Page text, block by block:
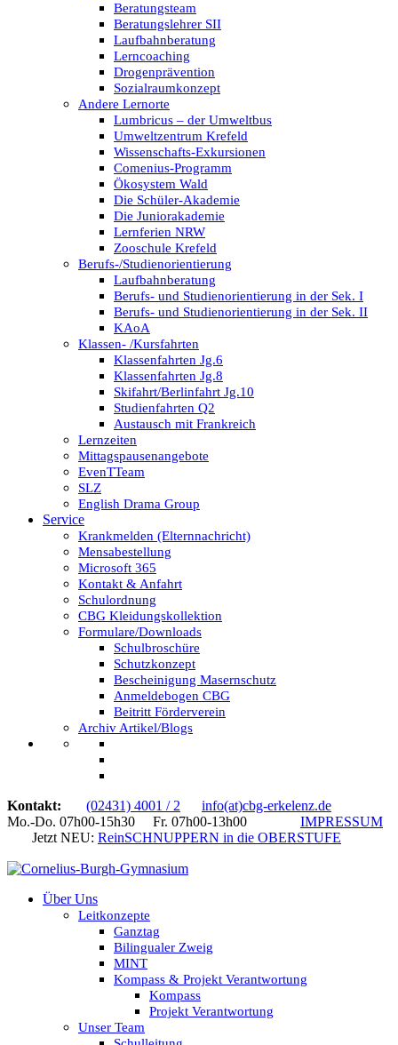
Beratungsteam
Beratungslehrer SII
Laufbahnberatung
Lerncoaching
Drogenprävention
Sozialraumkonzept
Andere Lernorte
Lumbricus – der Umweltbus
Umweltzentrum Krefeld
Wissenschafts-Exkursionen
Comenius-Programm
Ökosystem Wald
Die Schüler-Akademie
Die Juniorakademie
Lernferien NRW
Zooschule Krefeld
Berufs-/Studienorientierung
Laufbahnberatung
Berufs- und Studienorientierung in der Sek. I
Berufs- und Studienorientierung in der Sek. II
KAoA
Klassen- /Kursfahrten
Klassenfahrten Jg.6
Klassenfahrten Jg.8
Skifahrt/Berlinfahrt Jg.10
Studienfahrten Q2
Austausch mit Frankreich
Lernzeiten
Mittagspausenangebote
EvenTTeam
SLZ
English Drama Group
Service
Krankmelden (Elternnachricht)
Mensabestellung
Microsoft 365
Kontakt & Anfahrt
Schulordnung
CBG Kleidungskollektion
Formulare/Downloads
Schulbroschüre
Schutzkonzept
Bescheinigung Masernschutz
Anmeldebogen CBG
Beitritt Förderverein
Archiv Artikel/Blogs
Kontakt: (02431) 4001 / 2
info(at)cbg-erkelenz.de
Mo.-Do. 07h00-15h30 Fr. 07h00-13h00 IMPRESSUM
Jetzt NEU: ReinSCHNUPPERN in die OBERSTUFE
Über Uns
Leitkonzepte
Ganztag
Bilingualer Zweig
MINT
Kompass & Projekt Verantwortung
Kompass
Projekt Verantwortung
Unser Team